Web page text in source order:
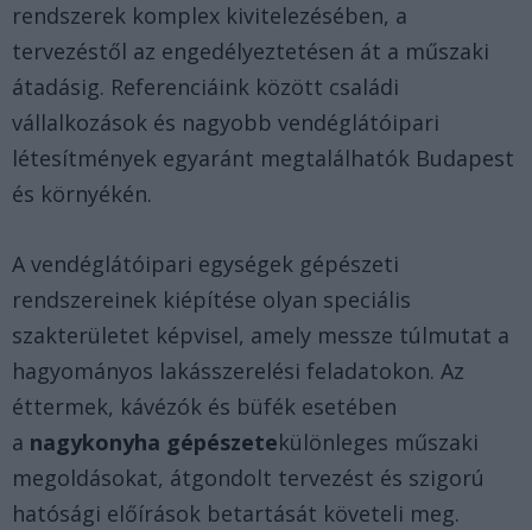
rendszerek komplex kivitelezésében, a
tervezéstől az engedélyeztetésen át a műszaki
átadásig. Referenciáink között családi
vállalkozások és nagyobb vendéglátóipari
létesítmények egyaránt megtalálhatók Budapest
és környékén.
A vendéglátóipari egységek gépészeti
rendszereinek kiépítése olyan speciális
szakterületet képvisel, amely messze túlmutat a
hagyományos lakásszerelési feladatokon. Az
éttermek, kávézók és büfék esetében
a nagykonyha gépészetekülönleges műszaki
megoldásokat, átgondolt tervezést és szigorú
hatósági előírások betartását követeli meg.